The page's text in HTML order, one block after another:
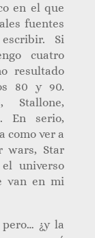
en el que
fuentes
Si
cuatro
resultado
80 y 90.
Stallone,
En serio,
como ver a
wars, Star
universo
van en mi
¿y la